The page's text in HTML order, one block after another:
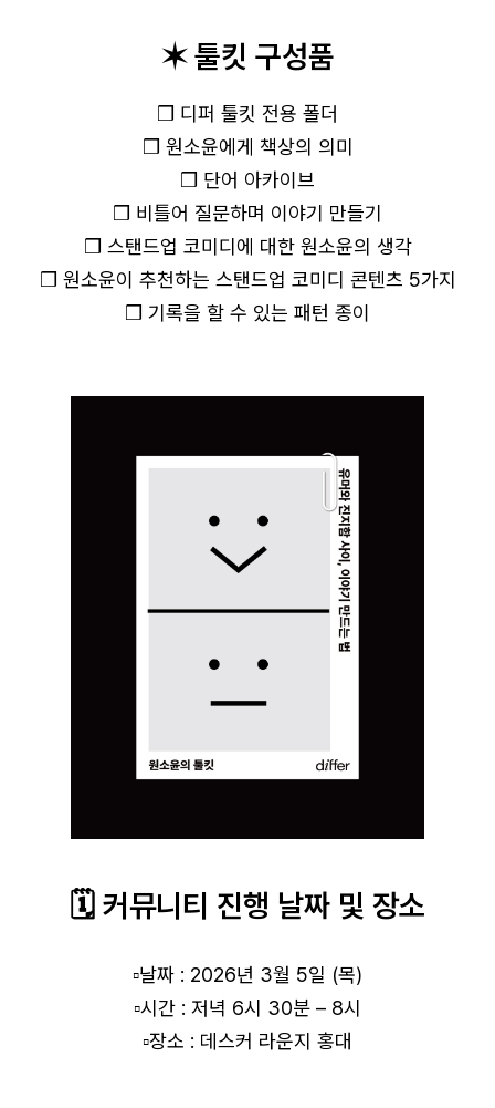
✶ 툴킷 구성품
❒ 디퍼 툴킷 전용 폴더
❒ 원소윤에게 책상의 의미
❒ 단어 아카이브
❒ 비틀어 질문하며 이야기 만들기
❒ 스탠드업 코미디에 대한 원소윤의 생각
❒ 원소윤이 추천하는 스탠드업 코미디 콘텐츠 5가지
❒ 기록을 할 수 있는 패턴 종이
🗓️ 커뮤니티 진행 날짜 및 장소
▫️날짜 : 2026년 3월 5일 (목)
▫️시간 : 저녁 6시 30분 – 8시
▫️장소 : 데스커 라운지 홍대